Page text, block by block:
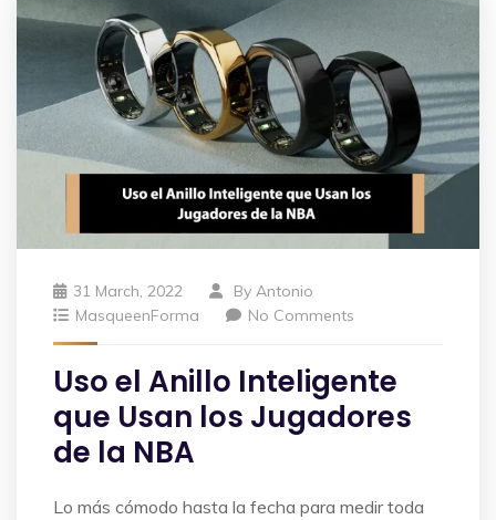
31 March, 2022 By Antonio
MasqueenForma
No Comments
Uso el Anillo Inteligente
que Usan los Jugadores
de la NBA
Lo más cómodo hasta la fecha para medir toda